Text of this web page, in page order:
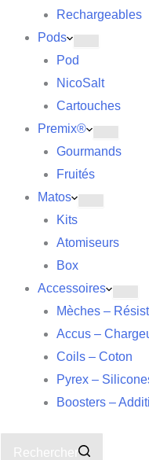
Rechargeables
Pods
Pod
NicoSalt
Cartouches
Premix®
Gourmands
Fruités
Matos
Kits
Atomiseurs
Box
Accessoires
Mèches –
Accus –
Coils – Coton
Pyrex –
Boosters –
Rechercher